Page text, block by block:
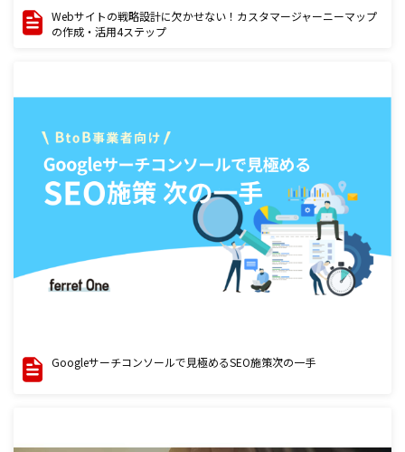
Webサイトの戦略設計に欠かせない！カスタマージャーニーマップ
の作成・活用4ステップ
Googleサーチコンソールで見極めるSEO施策次の一手